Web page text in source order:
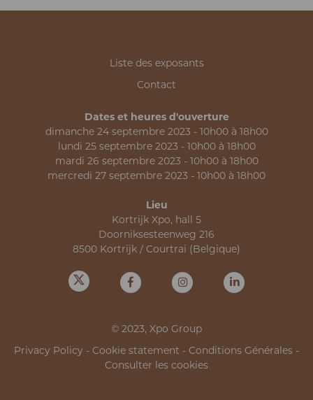
Liste des exposants
Contact
Dates et heures d'ouverture
dimanche 24 septembre 2023 - 10h00 à 18h00
lundi 25 septembre 2023 - 10h00 à 18h00
mardi 26 septembre 2023 - 10h00 à 18h00
mercredi 27 septembre 2023 - 10h00 à 18h00
Lieu
Kortrijk Xpo, hall 5
Doorniksesteenweg 216
8500 Kortrijk / Courtrai (Belgique)
© 2023, Xpo Group
Privacy Policy - Cookie statement - Conditions Générales -
Consulter les cookies